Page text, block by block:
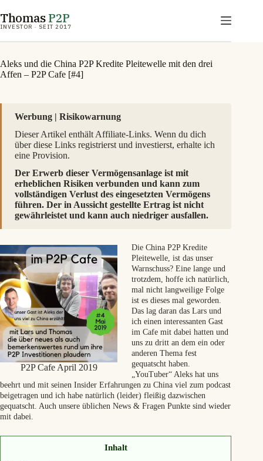
Inhalt
springen
ThomasP2P
INVESTOR · SEIT 2017
Aleks und die China P2P Kredite Pleitewelle mit den drei
Affen – P2P Cafe [#4]
Werbung | Risikowarnung
Dieser Artikel enthält Affiliate-Links. Wenn du dich
über diese Links registrierst und investierst, erhalte ich
eine Provision.
Der Erwerb dieser Vermögensanlage ist mit
erheblichen Risiken verbunden und kann zum
vollständigen Verlust des eingesetzten Vermögens
führen. Der in Aussicht gestellte Ertrag ist nicht
gewährleistet und kann auch niedriger ausfallen.
P2P Cafe April 2019
Die China P2P Kredite
Pleitewelle, ist das unser
Warnschuss? Eine lange und
trotzdem, hoffe ich natürlich,
mal nicht langweilige Folge
ist es dieses mal geworden.
Das lag daran das Lars und
ich einen interessanten Gast
im Cafe mit dabei hatten und
uns zu dritt an dem ein oder
anderen Thema fest
gequatscht haben.
„YouTuber“ Aleks hat uns
beehrt und mit seinen Insider Erfahrungen zu China viel zum podcast
beigetragen und ich habe natürlich (leider) fleißig dazwischen
gequatscht. Auch unsere üblichen News & Fragen Punkte sind wieder
mit dabei.
Inhalt